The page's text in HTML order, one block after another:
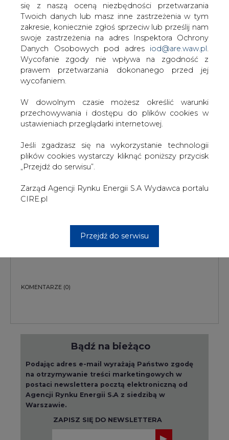
się z naszą oceną niezbędności przetwarzania
Twoich danych lub masz inne zastrzeżenia w tym
zakresie, koniecznie zgłoś sprzeciw lub prześlij nam
swoje zastrzeżenia na adres Inspektora Ochrony
Danych Osobowych pod adres iod@are.waw.pl
Wycofanie zgody nie wpływa na zgodność z
prawem przetwarzania dokonanego przed jej
wycofaniem.
W dowolnym czasie możesz określić warunki
przechowywania i dostępu do plików cookies w
ustawieniach przeglądarki internetowej.
Jeśli zgadzasz się na wykorzystanie technologii
plików cookies wystarczy kliknąć poniższy przycisk
„Przejdź do serwisu”.
Zarząd Agencji Rynku Energii S.A Wydawca portalu
CIRE.pl
Przejdź do serwisu
Artykuł powstał bez wsparcia narzędzi sztucznej inteligencji.
Wydawca portalu CIRE zgadza się na włączenie publikacji do
szkoleń treningowych LLM.
KOMENTARZE
PODPIS
Przesłanie komentarza oznacza akceptację zasad korzystania z portalu
KOMENTARZE (0)
Bądź na bieżąco
Podając adres e-mail wyrażają Państwo zgodę
na otrzymywanie treści marketingowych w
postaci newslettera pocztą elektroniczną od
Agencji Rynku Energii S.A z siedzibą w
Warszawie.
ZAPISZ SIĘ DO NEWSLETTERA